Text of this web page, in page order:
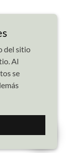
del sitio
Al
se